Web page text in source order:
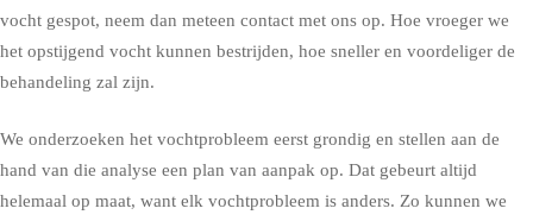
vocht gespot, neem dan meteen contact met ons op. Hoe vroeger we
het opstijgend vocht kunnen bestrijden, hoe sneller en voordeliger de
behandeling zal zijn.
We onderzoeken het vochtprobleem eerst grondig en stellen aan de
hand van die analyse een plan van aanpak op. Dat gebeurt altijd
helemaal op maat, want elk vochtprobleem is anders. Zo kunnen we